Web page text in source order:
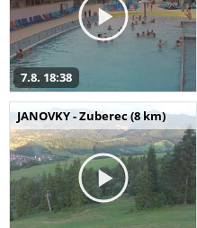
7.8. 18:38
JANOVKY - Zuberec (8 km)